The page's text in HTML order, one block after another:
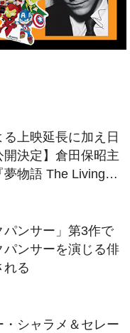
る上映延長に加え日
開決定】倉田保昭主
夢物語 The Living
パンサー」第3作で
パンサーを演じる俳
れる
・シャラメ＆セレー